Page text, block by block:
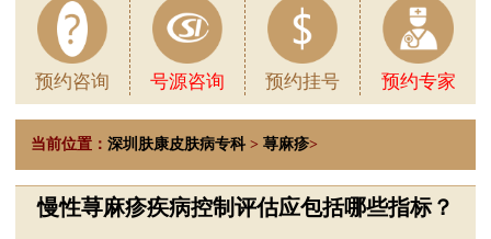
预约咨询 号源咨询 预约挂号 预约专家
当前位置： 深圳肤康皮肤病专科 > 荨麻疹>
慢性荨麻疹疾病控制评估应包括哪些指标？